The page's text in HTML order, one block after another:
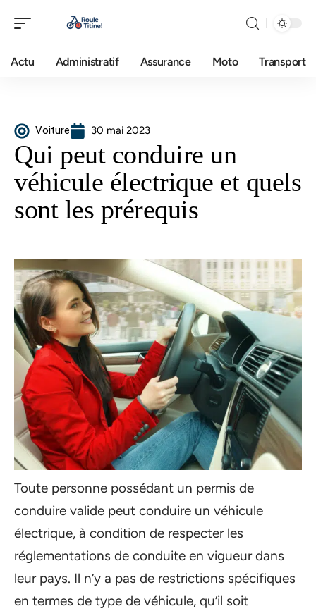
Actu Administratif Assurance Moto Transport
Voiture 30 mai 2023
Qui peut conduire un
véhicule électrique et quels
sont les prérequis
Toute personne possédant un permis de
conduire valide peut conduire un véhicule
électrique, à condition de respecter les
réglementations de conduite en vigueur dans
leur pays. Il n’y a pas de restrictions spécifiques
en termes de type de véhicule, qu’il soit